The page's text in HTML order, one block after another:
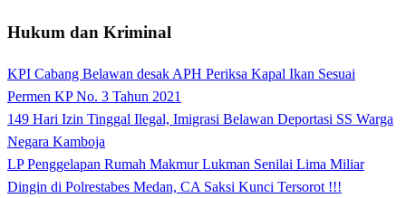
Hukum dan Kriminal
KPI Cabang Belawan desak APH Periksa Kapal Ikan Sesuai
Permen KP No. 3 Tahun 2021
149 Hari Izin Tinggal Ilegal, Imigrasi Belawan Deportasi SS Warga
Negara Kamboja
LP Penggelapan Rumah Makmur Lukman Senilai Lima Miliar
Dingin di Polrestabes Medan, CA Saksi Kunci Tersorot !!!